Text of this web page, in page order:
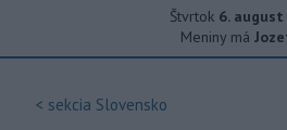
Štvrtok 6.
Meniny má
< sekcia Slovensko